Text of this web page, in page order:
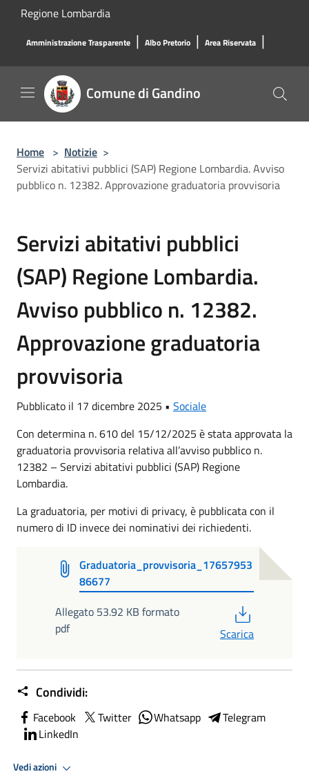
Salta al contenuto principale
Regione Lombardia
Amministrazione Trasparente | Albo Pretorio | Area Riservata |
Comune di Gandino
Home > Notizie >
Servizi abitativi pubblici (SAP) Regione Lombardia. Avviso
pubblico n. 12382. Approvazione graduatoria provvisoria
Servizi abitativi pubblici
(SAP) Regione Lombardia.
Avviso pubblico n. 12382.
Approvazione graduatoria
provvisoria
Pubblicato il 17 dicembre 2025 • Sociale
Con determina n. 610 del 15/12/2025 è stata approvata la
graduatoria provvisoria relativa all’avviso pubblico n.
12382 – Servizi abitativi pubblici (SAP) Regione
Lombardia.
La graduatoria, per motivi di privacy, è pubblicata con il
numero di ID invece dei nominativi dei richiedenti.
Graduatoria_provvisoria_17657953
86677
Allegato 53.92 KB formato
pdf
Scarica
Condividi:
Facebook Twitter Whatsapp
Telegram
LinkedIn
Vedi azioni